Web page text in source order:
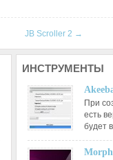
JB Scroller 2 →
ИНСТРУМЕНТЫ
При
есть
будет